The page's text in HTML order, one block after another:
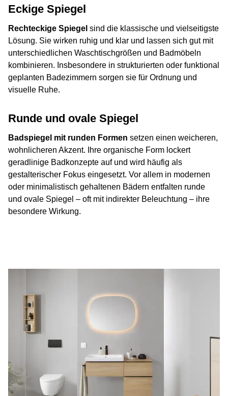
Eckige Spiegel
Rechteckige Spiegel sind die klassische und vielseitigste
Lösung. Sie wirken ruhig und klar und lassen sich gut mit
unterschiedlichen Waschtischgrößen und Badmöbeln
kombinieren. Insbesondere in strukturierten oder funktional
geplanten Badezimmern sorgen sie für Ordnung und
visuelle Ruhe.
Runde und ovale Spiegel
Badspiegel mit runden Formen setzen einen weicheren,
wohnlicheren Akzent. Ihre organische Form lockert
geradlinige Badkonzepte auf und wird häufig als
gestalterischer Fokus eingesetzt. Vor allem in modernen
oder minimalistisch gehaltenen Bädern entfalten runde
und ovale Spiegel – oft mit indirekter Beleuchtung – ihre
besondere Wirkung.